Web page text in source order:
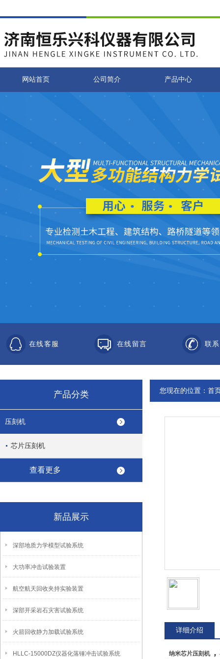
网站首页 公司简介 产品中心
在线客服 在线留言 联
产品分类
压刻机
芯片压刻机
查看更多
新品展示
深部地质力学模型试验系统
大功率冲击试验装置
航空航天回收夹持实验装置
深部开采岩石灾害试验系统
火箭回收静力加载试验系统
HLLC-15000DZ仪器化落锤冲击试验系统
您现在的位置： 首
详细介绍
纳米芯片压刻机，